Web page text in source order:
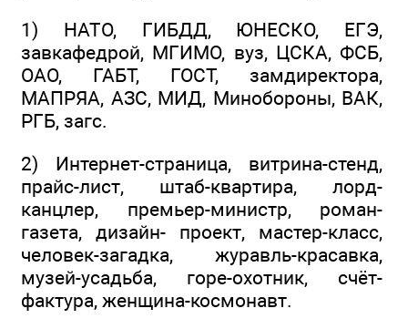
1) НАТО, ГИБДД, ЮНЕСКО, ЕГЭ,
завкафедрой, МГИМО, вуз, ЦСКА, ФСБ,
ОАО, ГАБТ, ГОСТ, замдиректора,
МАПРЯА, АЗС, МИД, Минобороны, ВАК,
РГБ, загс.
2) Интернет-страница, витрина-стенд,
прайс-лист, штаб-квартира, лорд-
канцлер, премьер-министр, роман-
газета, дизайн- проект, мастер-класс,
человек-загадка, журавль-красавка,
музей-усадьба, горе-охотник, счёт-
фактура, женщина-космонавт.